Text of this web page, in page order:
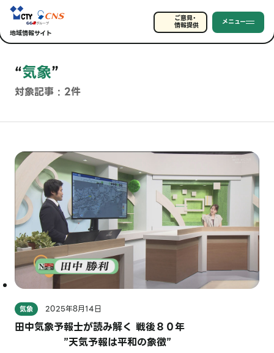
地域情報サイト
ご意見・
情報提供 メニュー
“気象”
対象記事 : 2件
気象 2025年8月14日
田中気象予報士が読み解く 戦後８０年
”天気予報は平和の象徴”